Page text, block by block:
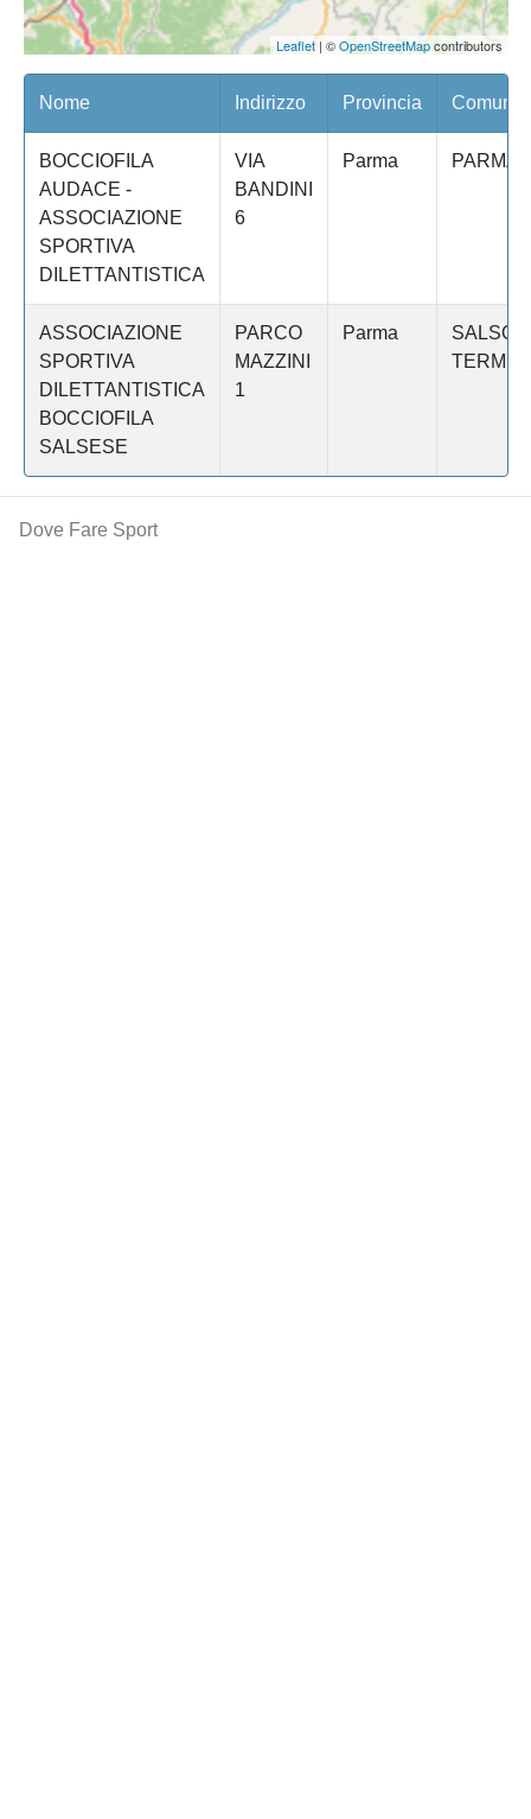
Leaflet| ©OpenStreetMapcontributors
Nome Indirizzo Provincia
BOCCIOFILA
AUDACE -
ASSOCIAZIONE
SPORTIVA
DILETTANTISTICA
VIA
BANDINI
6
Parma PARMA
ASSOCIAZIONE
SPORTIVA
DILETTANTISTICA
BOCCIOFILA
SALSESE
PARCO
MAZZINI
1
Parma
TERME
Dove Fare Sport